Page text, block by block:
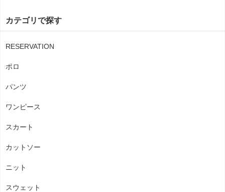
カテゴリで探す
RESERVATION
ポロ
パンツ
ワンピース
スカート
カットソー
ニット
スウェット